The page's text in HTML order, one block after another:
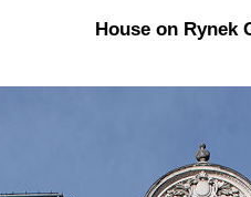
House on Rynek